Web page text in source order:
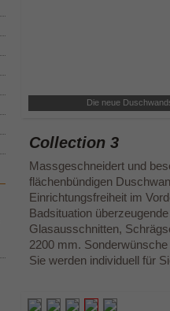
Die neue
Collection 3
Massgeschneidert und
flächenbündigen
Einrichtungsfreiheit im
Badsituation
Glasausschnitten,
2200 mm.
Sie werden individuell für